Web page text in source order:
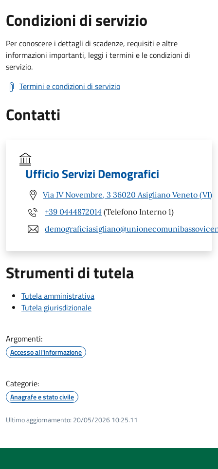
Condizioni di servizio
Per conoscere i dettagli di scadenze, requisiti e altre
informazioni importanti, leggi i termini e le condizioni di
servizio.
Termini e condizioni di servizio
Contatti
Ufficio Servizi Demografici
Via IV Novembre, 3 36020 Asigliano Veneto (VI)
+39 0444872014 (Telefono Interno 1)
Strumenti di tutela
Tutela amministrativa
Tutela giurisdizionale
Argomenti:
Accesso all'informazione
Categorie:
Anagrafe e stato civile
Ultimo aggiornamento: 20/05/2026 10:25.11